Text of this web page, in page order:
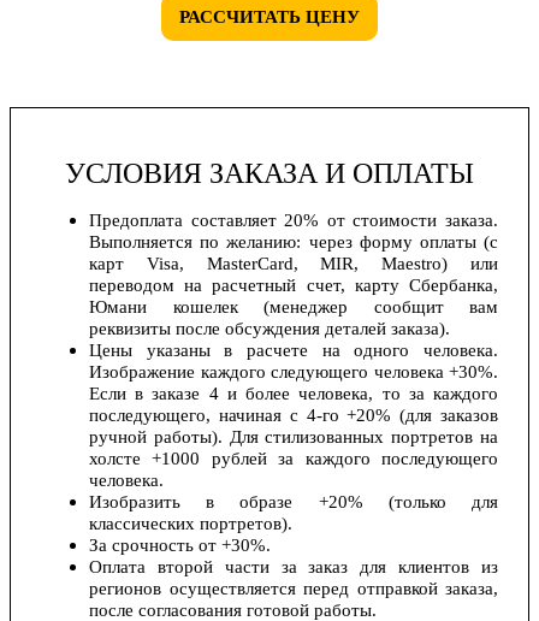
РАССЧИТАТЬ ЦЕНУ
УСЛОВИЯ ЗАКАЗА И ОПЛАТЫ
Предоплата составляет 20% от стоимости заказа.
Выполняется по желанию: через форму оплаты (с
карт Visa, MasterCard, MIR, Maestro) или
переводом на расчетный счет, карту Сбербанка,
Юмани кошелек (менеджер сообщит вам
реквизиты после обсуждения деталей заказа).
Цены указаны в расчете на одного человека.
Изображение каждого следующего человека +30%.
Если в заказе 4 и более человека, то за каждого
последующего, начиная с 4-го +20% (для заказов
ручной работы). Для стилизованных портретов на
холсте +1000 рублей за каждого последующего
человека.
Изобразить в образе +20% (только для
классических портретов).
За срочность от +30%.
Оплата второй части за заказ для клиентов из
регионов осуществляется перед отправкой заказа,
после согласования готовой работы.